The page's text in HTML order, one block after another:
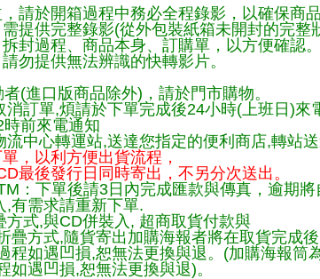
請於開箱過程中務必全程錄影，以確保商品
提供完整錄影(從外包裝紙箱未開封的完整
封過程、商品本身、訂購單，以方便確認。
勿提供無法辨識的快轉影片。
(進口版商品除外)，請於門市購物。
消訂單,煩請於下單完成後24小時(上班日)
前來電通知
流中心轉運站,送達您指定的便利商店,轉站
，以利方便出貨流程，
最後發行日同時寄出，不另分次送出。
：下單後請3日內完成匯款與傳真，逾期
,有需求請重新下單.
方式,與CD併裝入, 超商取貨付款與
疊方式,隨貨寄出加購海報者將在取貨完成
程如遇凹損,恕無法更換與退。(加購海報筒
遇凹損,恕無法更換與退)。